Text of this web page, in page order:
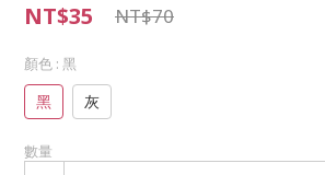
NT$35 NT$70
顏色 : 黑
黑 灰
數量